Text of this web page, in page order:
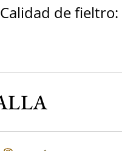
Calidad de fieltro: